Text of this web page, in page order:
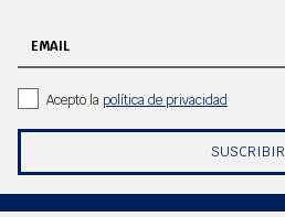
EMAIL
Acepto la política de privacidad
SUSCRIBIR